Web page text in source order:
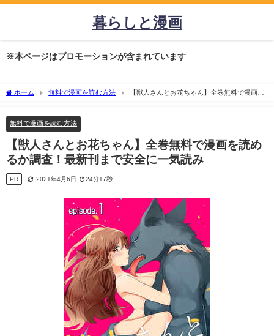
暮らしと漫画
※本ページはプロモーションが含まれています
ホーム 無料で漫画を読む方法
【獣人さんとお花ちゃん】全巻無料で漫画を
無料で漫画を読む方法
【獣人さんとお花ちゃん】全巻無料で漫画を読め
るか調査！最新刊まで安全に一気読み
PR 2021年4月6日 24分17秒